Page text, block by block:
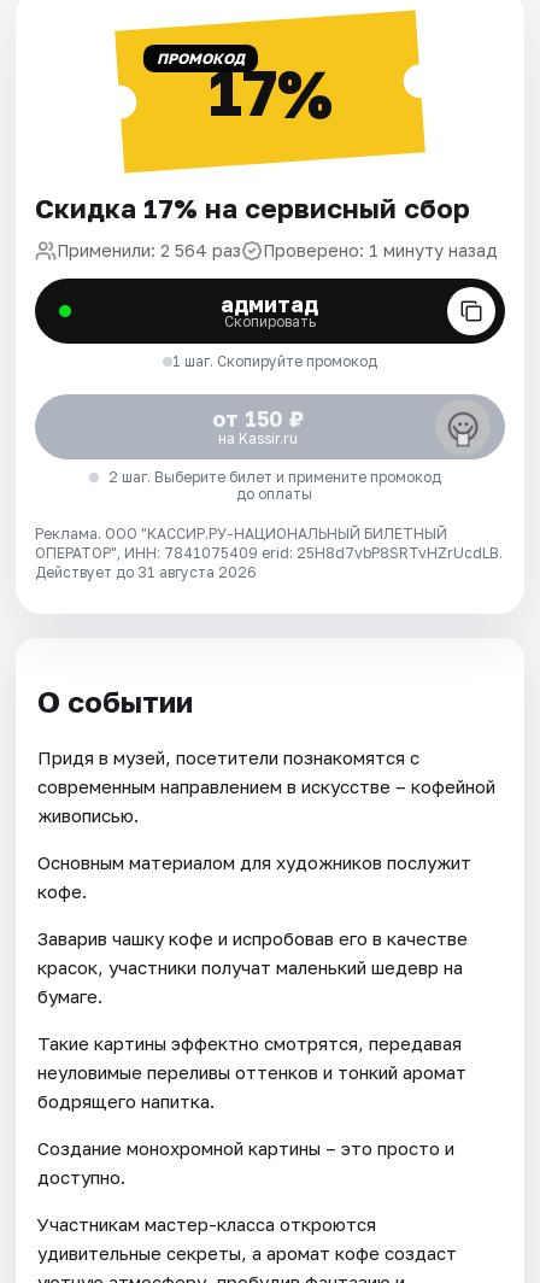
ПРОМОКОД17%
Скидка 17% на сервисный сбор
Применили: 2 564 раз Проверено: 1 минуту назад
адмитад
Скопировать
1 шаг. Скопируйте промокод
от 150 ₽
на Kassir.ru
2 шаг. Выберите билет и примените промокод
до оплаты
Реклама. ООО "КАССИР.РУ-НАЦИОНАЛЬНЫЙ БИЛЕТНЫЙ
ОПЕРАТОР", ИНН: 7841075409 erid: 25H8d7vbP8SRTvHZrUcdLB.
Действует до 31 августа 2026
О событии
Придя в музей, посетители познакомятся с
современным направлением в искусстве – кофейной
живописью.
Основным материалом для художников послужит
кофе.
Заварив чашку кофе и испробовав его в качестве
красок, участники получат маленький шедевр на
бумаге.
Такие картины эффектно смотрятся, передавая
неуловимые переливы оттенков и тонкий аромат
бодрящего напитка.
Создание монохромной картины – это просто и
доступно.
Участникам мастер-класса откроются
удивительные секреты, а аромат кофе создаст